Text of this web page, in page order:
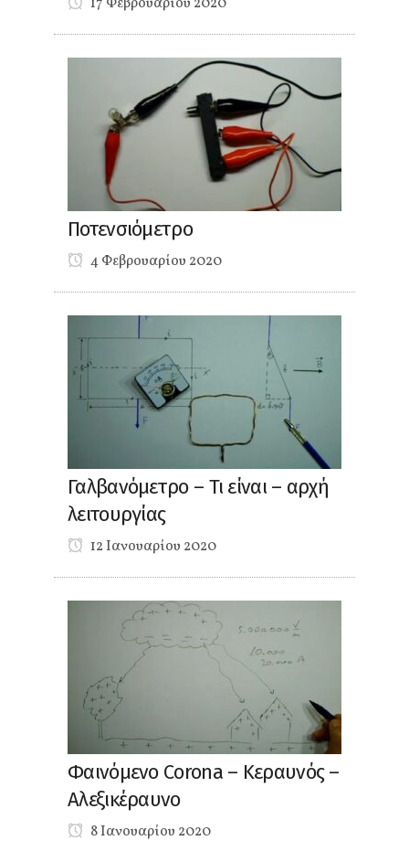
Ποτενσιόμετρο
4 Φεβρουαρίου 2020
Γαλβανόμετρο – Τι είναι – αρχή
λειτουργίας
12 Ιανουαρίου 2020
Φαινόμενο Corona – Κεραυνός –
Αλεξικέραυνο
8 Ιανουαρίου 2020